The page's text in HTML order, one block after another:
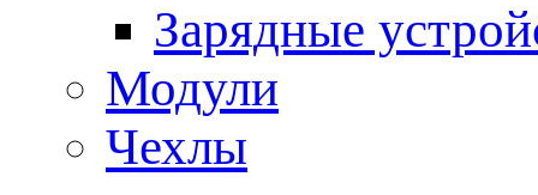
Зарядные
Модули
Чехлы